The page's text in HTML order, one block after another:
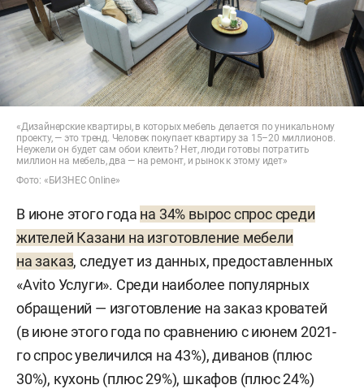
«Дизайнерские квартиры, в которых мебель делается по уникальному
проекту, — это тренд. Человек покупает квартиру за 15–20 миллионов.
Неужели он будет сам обои клеить? Нет, люди готовы потратить
миллион на мебель, два — на ремонт, и рынок к этому идет»
Фото: «БИЗНЕС Online»
В июне этого года на 34% вырос спрос среди
жителей Казани на изготовление мебели
на заказ, следует из данных, предоставленных
«Avito Услуги». Среди наиболее популярных
обращений — изготовление на заказ кроватей
(в июне этого года по сравнению с июнем 2021-
го спрос увеличился на 43%), диванов (плюс
30%), кухонь (плюс 29%), шкафов (плюс 24%)